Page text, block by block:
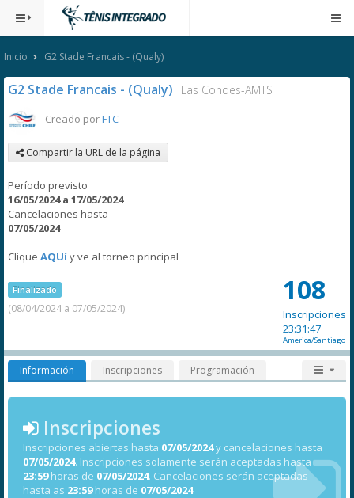
Inicio G2 Stade Francais - (Qualy)
G2 Stade Francais - (Qualy) Las Condes-AMTS
Creado porFTC
Compartir la URL de la página
Período previsto
16/05/2024 a 17/05/2024
Cancelaciones hasta
07/05/2024
Clique AQUíy ve al torneo principal
Finalizado
(08/04/2024 a 07/05/2024)
108
Inscripciones
23:31:47
America/Santiago
Información Inscripciones Programación
Inscripciones
Inscripciones abiertas hasta 07/05/2024y cancelaciones hasta
07/05/2024. Inscripciones solamente serán aceptadas hasta
23:59horas de 07/05/2024. Cancelaciones serán aceptadas
hasta as 23:59horas de 07/05/2024.